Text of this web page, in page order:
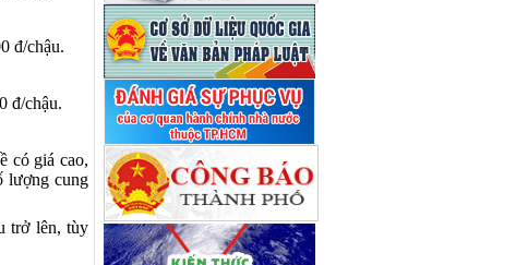
đ/chậu.
đ/chậu.
có giá cao,
lượng cung
trở lên, tùy